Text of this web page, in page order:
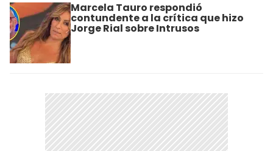
Marcela Tauro respondió
contundente a la crítica que hizo
Jorge Rial sobre Intrusos